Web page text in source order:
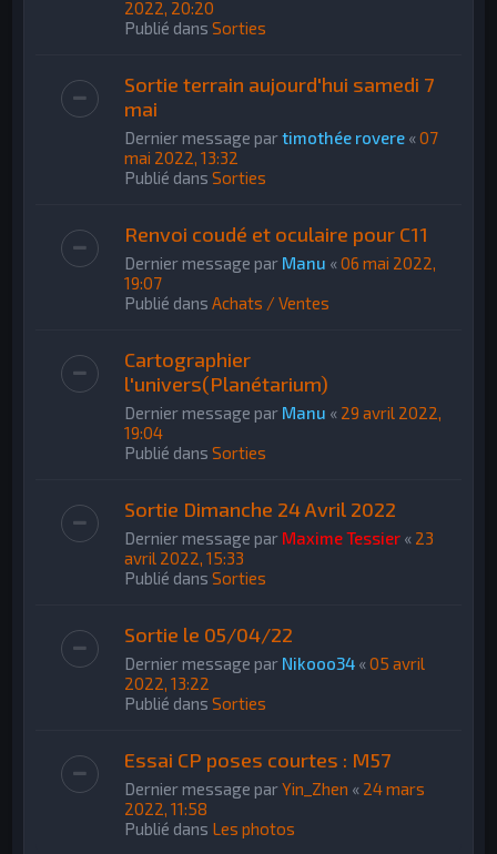
2022, 20:20
Publié dansSorties
Sortie terrain aujourd'hui samedi 7
mai
Dernier message partimothée rovere «07
mai 2022, 13:32
Publié dansSorties
Renvoi coudé et oculaire pour C11
Dernier message par Manu «06 mai 2022,
19:07
Publié dansAchats / Ventes
Cartographier
l'univers(Planétarium)
Dernier message par Manu « 29 avril 2022,
19:04
Publié dansSorties
Sortie Dimanche 24 Avril 2022
Dernier message par Maxime Tessier « 23
avril 2022, 15:33
Publié dansSorties
Sortie le 05/04/22
Dernier message par Nikooo34 «05 avril
2022, 13:22
Publié dansSorties
Essai CP poses courtes : M57
Dernier message parYin_Zhen « 24 mars
2022, 11:58
Publié dans Les photos